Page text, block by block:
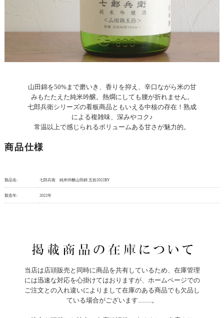
山田錦を50%まで磨いき、香りを抑え、辛口ながら米の甘
みもたたえた純米吟醸。熱燗にしても腰が折れません。
七郎兵衛シリーズの看板商品ともいえる中核の存在！熟成
による複雑味、深みやコク♪
常温以上で感じられるボリュームある甘さが魅力的。
商品仕様
製品名: 七郎兵衛 純米吟醸山田錦 五拾2022BY
製造年: 2022年
当店は店頭販売と同時に商品を共有しているため、在庫管理
には迅速な対応を心掛けてはおりますが、ホームページでの
ご注文との入れ違いによりまして在庫のある商品でも欠品し
ている場合がございます.........。